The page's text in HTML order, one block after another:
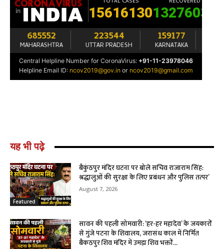
यह भी पढ़े
Featured
बैकुंठपुर मंदिर घटना पर बोले सचिव राजाराम सिंह:
श्रद्धालुओं की सुरक्षा के लिए प्रबंधन और पुलिस तत्पर’
August 7, 2026
सावन की पहली सोमवारी: ‘हर-हर महादेव’ के जयकारों
से गुंजे पटना के शिवालय, जरासंध काल में निर्मित
बैकठपुर शिव मंदिर में उमड़ा शिव भक्तों...